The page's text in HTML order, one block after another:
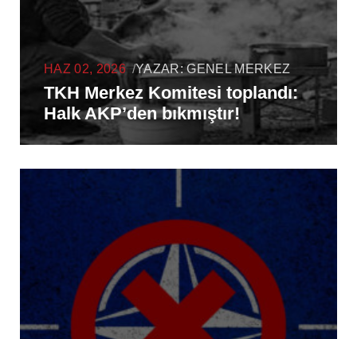
HAZ 02, 2026 /YAZAR:GENEL MERKEZ
TKH Merkez Komitesi toplandı:
Halk AKP’den bıkmıştır!